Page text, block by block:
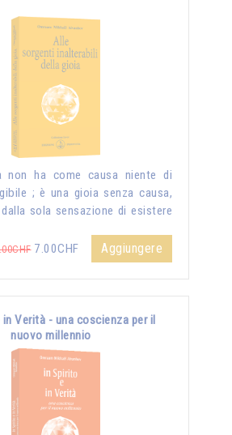
non ha come causa niente di
; è una gioia senza causa,
sola sensazione di esistere
7.00CHF Aggiungere
Verità - una coscienza per il
nuovo millennio